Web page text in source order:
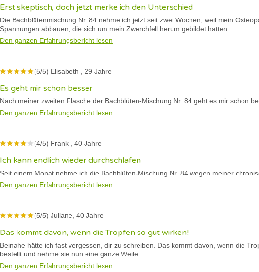
Erst skeptisch, doch jetzt merke ich den Unterschied
Die Bachblütenmischung Nr. 84 nehme ich jetzt seit zwei Wochen, weil mein
Spannungen abbauen, die sich um mein Zwerchfell herum gebildet hatten.
Den ganzen Erfahrungsbericht lesen
(5/5) Elisabeth , 29 Jahre
Es geht mir schon besser
Nach meiner zweiten Flasche der Bachblüten-Mischung Nr. 84 geht es mir schon
Den ganzen Erfahrungsbericht lesen
(4/5) Frank , 40 Jahre
Ich kann endlich wieder durchschlafen
Seit einem Monat nehme ich die Bachblüten-Mischung Nr. 84 wegen meiner
Den ganzen Erfahrungsbericht lesen
(5/5) Juliane, 40 Jahre
Das kommt davon, wenn die Tropfen so gut wirken!
Beinahe hätte ich fast vergessen, dir zu schreiben. Das kommt davon, wenn die
bestellt und nehme sie nun eine ganze Weile.
Den ganzen Erfahrungsbericht lesen